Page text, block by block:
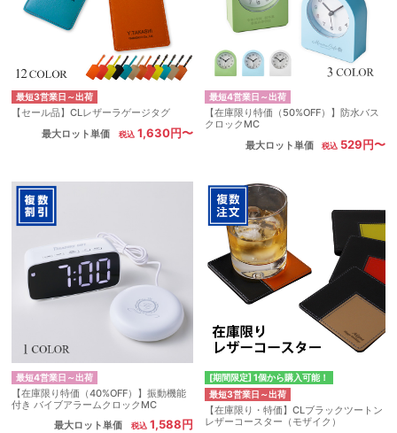
最短3営業日～出荷
【セール品】CLレザーラゲージタグ
最大ロット単価
1,630円〜
最短4営業日～出荷
【在庫限り特価（50%OFF）】防水バス
クロックMC
最大ロット単価
529円〜
最短4営業日～出荷
【在庫限り特価（40%OFF）】振動機能
付き バイブアラームクロックMC
最大ロット単価
1,588円
[期間限定] 1個から購入可能！
最短3営業日～出荷
【在庫限り・特価】CLブラックツートン
レザーコースター（モザイク）